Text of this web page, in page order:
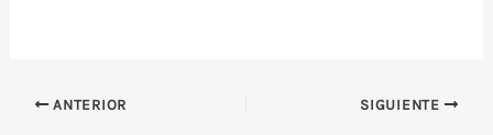
ANTERIOR SIGUIENTE